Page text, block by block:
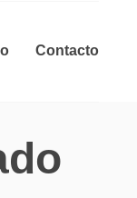
Contacto